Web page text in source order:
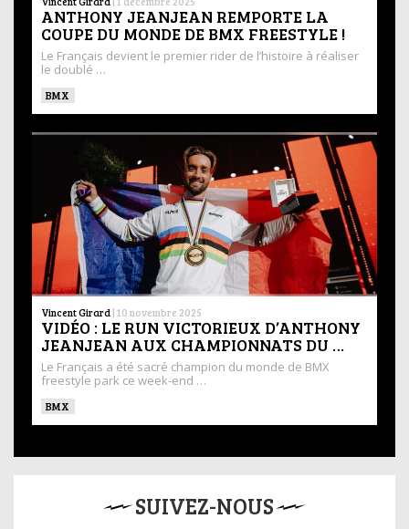
ANTHONY JEANJEAN REMPORTE LA
COUPE DU MONDE DE BMX FREESTYLE !
Le Français devient le premier rider de l’histoire à réaliser
le doublé …
BMX
Vincent Girard | 10 novembre 2025
VIDÉO : LE RUN VICTORIEUX D’ANTHONY
JEANJEAN AUX CHAMPIONNATS DU …
Le Français a été sacré champion du monde de BMX
freestyle park ce week-end …
BMX
SUIVEZ-NOUS